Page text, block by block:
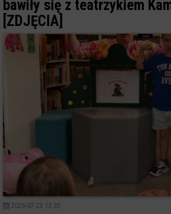
bawiły się z teatrzykiem
[ZDJĘCIA]
2026-07-23 12:35